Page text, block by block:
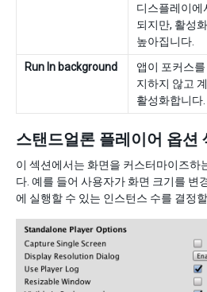
디스플레이에
되지만, 활성
높아집니다.
Run In background
앱이 포커스
지하지 않고
활성화합니다.
스탠드얼론 플레이어 옵션
이 섹션에서는 화면을 커스터마이즈하
다. 예를 들어 사용자가 화면 크기를 변
에 실행할 수 있는 인스턴스 수를 결정